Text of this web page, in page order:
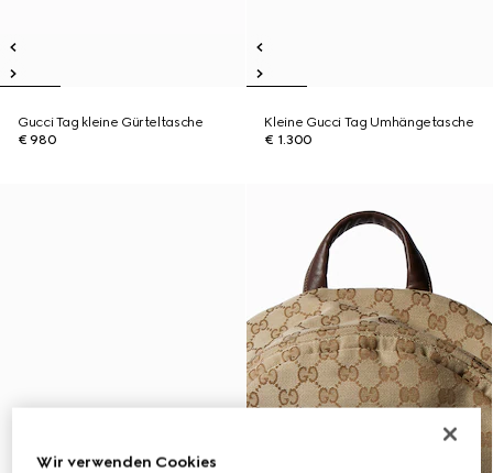
Gucci Tag kleine Gürteltasche
€ 980
Kleine Gucci Tag Umhängetasche
€ 1.300
Wir verwenden Cookies